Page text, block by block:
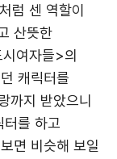
럼 센 역할이
산뜻한
여자들>의
캐릭터를
까지 받았으니
터를 하고
면 비슷해 보일